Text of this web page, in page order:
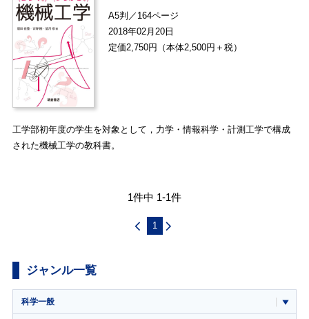
A5判／164ページ
2018年02月20日
定価2,750円（本体2,500円＋税）
工学部初年度の学生を対象として，力学・情報科学・計測工学で構成
された機械工学の教科書。
1件中 1-1件
1
ジャンル一覧
科学一般